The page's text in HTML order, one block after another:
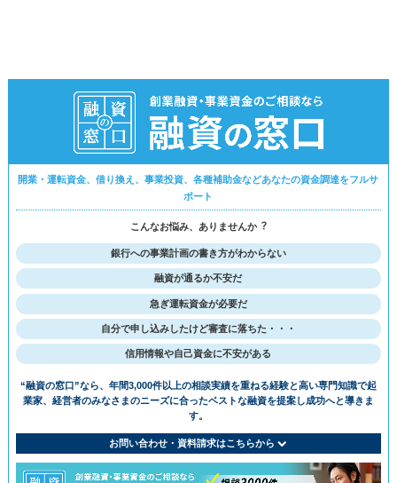
開業・運転資金、借り換え、事業投資、各種補助金などあなたの資金調達をフルサ
ポート
こんなお悩み、ありませんか︖
銀行への事業計画の書き方がわからない
融資が通るか不安だ
急ぎ運転資金が必要だ
⾃分で申し込みしたけど審査に落ちた・・・
信用情報や自己資金に不安がある
“融資の窓⼝”なら、年間3,000件以上の相談実績を重ねる経験と⾼い専⾨知識で起
業家、経営者のみなさまのニーズに合ったベストな融資を提案し成功へと導きま
す。
お問い合わせ・資料請求はこちらから